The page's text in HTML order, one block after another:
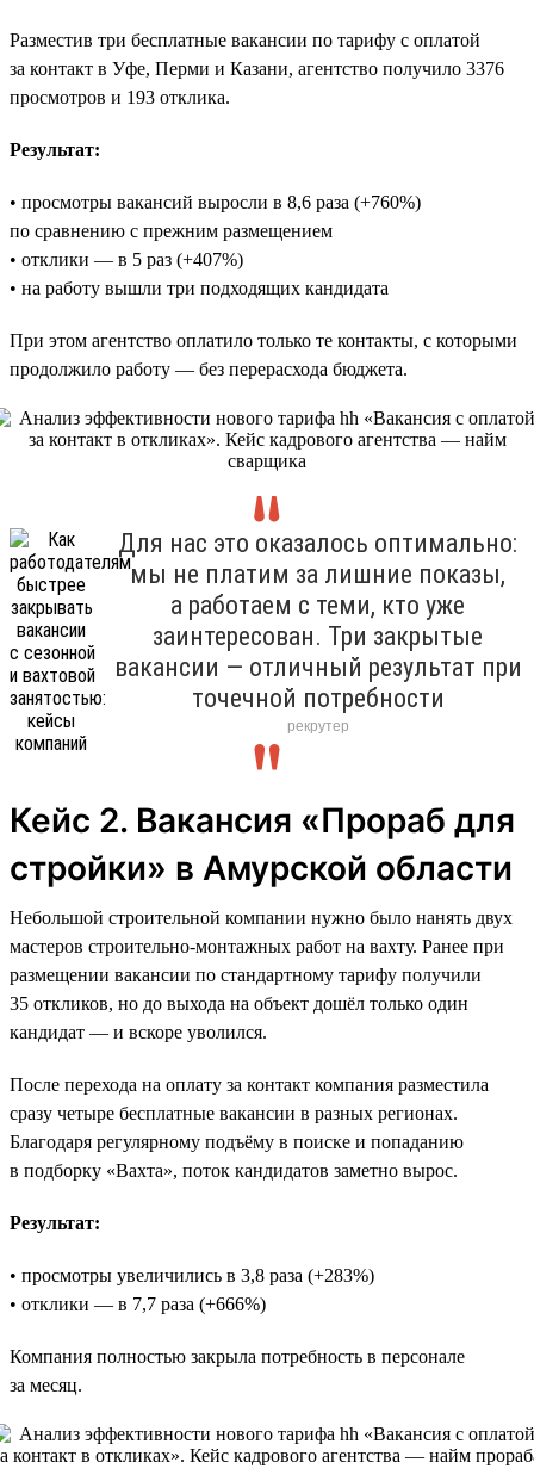
Разместив три бесплатные вакансии по тарифу с оплатой
за контакт в Уфе, Перми и Казани, агентство получило 3376
просмотров и 193 отклика.
Результат:
• просмотры вакансий выросли в 8,6 раза (+760%)
по сравнению с прежним размещением
• отклики — в 5 раз (+407%)
• на работу вышли три подходящих кандидата
При этом агентство оплатило только те контакты, с которыми
продолжило работу — без перерасхода бюджета.
Для нас это оказалось оптимально:
мы не платим за лишние показы,
а работаем с теми, кто уже
заинтересован. Три закрытые
вакансии — отличный результат при
точечной потребности
рекрутер
Кейс 2. Вакансия «Прораб для
стройки» в Амурской области
Небольшой строительной компании нужно было нанять двух
мастеров строительно-монтажных работ на вахту. Ранее при
размещении вакансии по стандартному тарифу получили
35 откликов, но до выхода на объект дошёл только один
кандидат — и вскоре уволился.
После перехода на оплату за контакт компания разместила
сразу четыре бесплатные вакансии в разных регионах.
Благодаря регулярному подъёму в поиске и попаданию
в подборку «Вахта», поток кандидатов заметно вырос.
Результат:
• просмотры увеличились в 3,8 раза (+283%)
• отклики — в 7,7 раза (+666%)
Компания полностью закрыла потребность в персонале
за месяц.